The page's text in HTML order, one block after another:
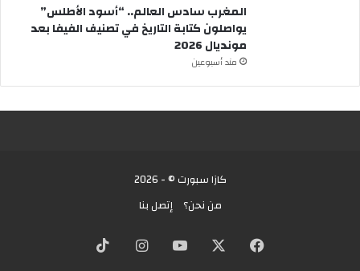
المغرب سادس العالم.. “أسود الأطلس”
يواصلون كتابة التاريخ في تصنيف الفيفا بعد
مونديال 2026
مند أسبوعين
كازا سبورت © - 2026
من نحن؟
إتصل بنا
فيسبوك يوتيوب انستقرام